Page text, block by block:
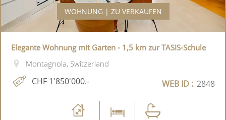
WOHNUNG | ZU VERKAUFEN
Elegante Wohnung mit Garten - 1,5 km zur TASIS-Schule
Montagnola, Switzerland
CHF 1'850'000.- WEB ID : 2848